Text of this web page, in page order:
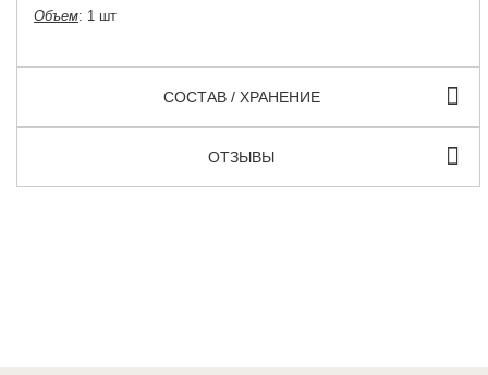
Объем: 1 шт
СОСТАВ / ХРАНЕНИЕ
ОТЗЫВЫ